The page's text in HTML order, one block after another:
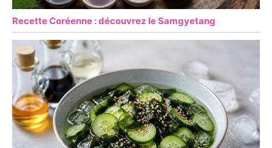
Recette Coréenne : découvrez le Samgyetang